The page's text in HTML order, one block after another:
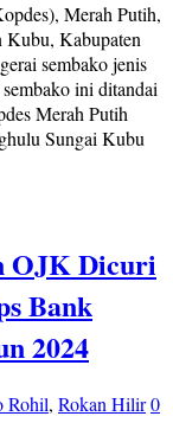
Merah Putih,
Kubu, Kabupaten
sembako jenis
ini ditandai
Merah Putih
Sungai Kubu
OJK Dicuri
Bank
2024
Rohil, Rokan Hilir0